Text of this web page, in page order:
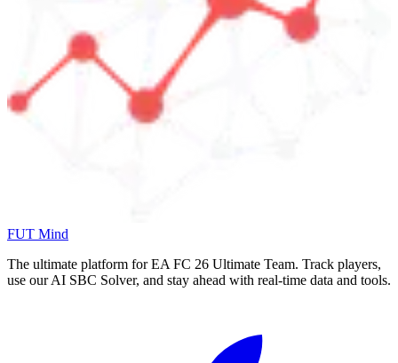
FUT Mind
The ultimate platform for EA FC 26 Ultimate Team. Track players,
use our AI SBC Solver, and stay ahead with real-time data and tools.